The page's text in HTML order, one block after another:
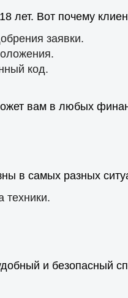
лет. Вот почему
заявки.
код.
вам в любых
в самых разных
техники.
и безопасный